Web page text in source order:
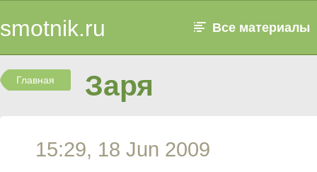
smotnik.ru Все материалы
Главная Заря
15:29, 18 Jun 2009